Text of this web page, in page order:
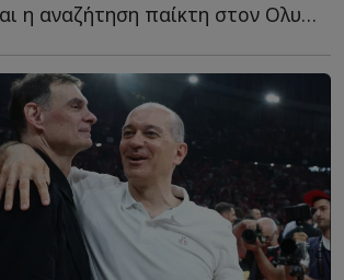
«Εκεί βρίσκεται η αναζήτηση παίκτη στον Ολυμπιακό - ...